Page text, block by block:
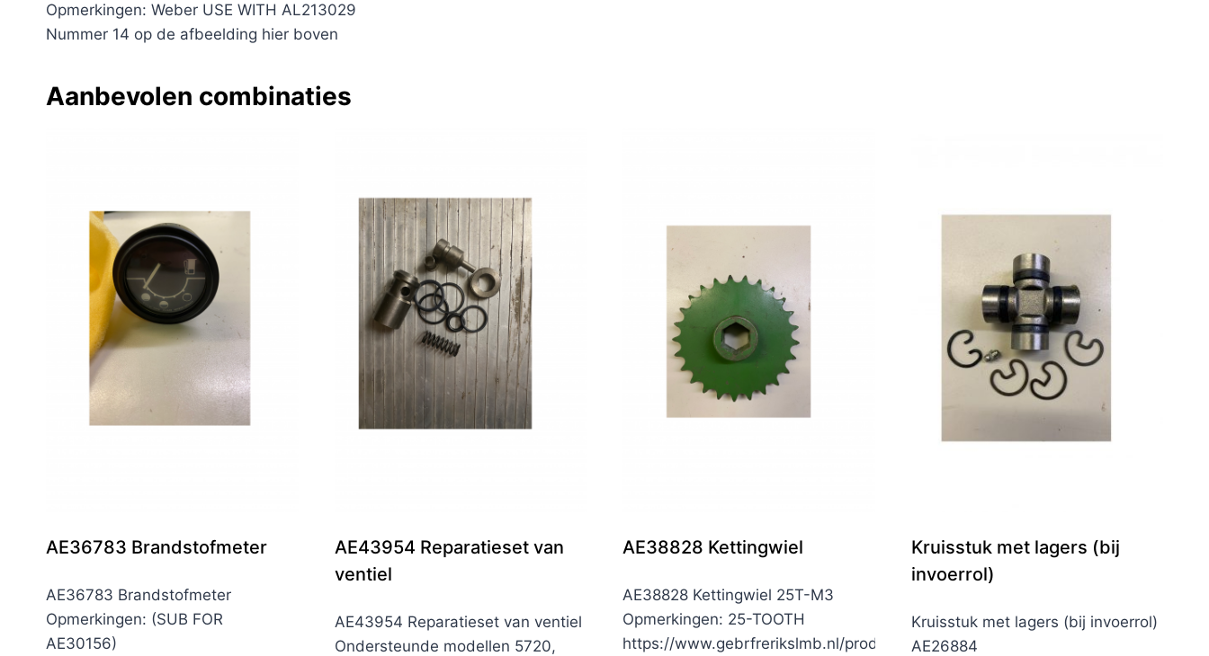
Opmerkingen: Weber USE WITH AL213029
Nummer 14 op de afbeelding hier boven
Aanbevolen combinaties
AE36783 Brandstofmeter
AE36783 Brandstofmeter
Opmerkingen: (SUB FOR
AE30156)
AE43954 Reparatieset van
ventiel
AE43954 Reparatieset van ventiel
Ondersteunde modellen 5720,
AE38828 Kettingwiel
AE38828 Kettingwiel 25T-M3
Opmerkingen: 25-TOOTH
https://www.gebrfrerikslmb.nl/product-
Kruisstuk met lagers (bij
invoerrol)
Kruisstuk met lagers (bij invoerrol)
AE26884